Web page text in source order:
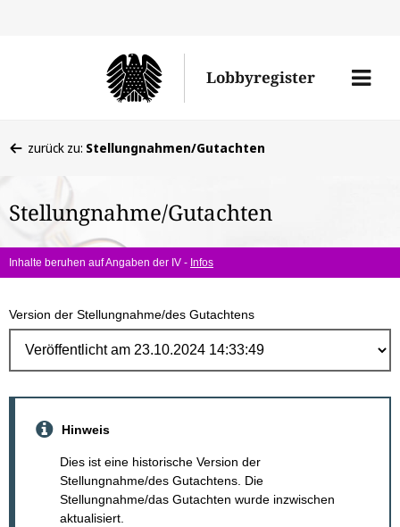
Lobbyregister
Menü
befinden
hier:
zurück zu: Stellungnahmen/Gutachten
Stellungnahme/Gutachten
Inhalte beruhen auf Angaben der IV - Infos
Version der Stellungnahme/des Gutachtens
Hinweis
Dies ist eine historische Version der
Stellungnahme/des Gutachtens. Die
Stellungnahme/das Gutachten wurde inzwischen
aktualisiert.